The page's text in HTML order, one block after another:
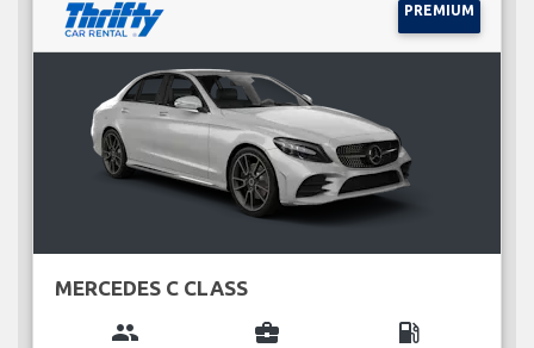
PREMIUM
MERCEDES C CLASS
group business_center local_gas_station